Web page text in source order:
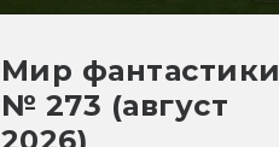
Мир фантастики
№ 273 (август